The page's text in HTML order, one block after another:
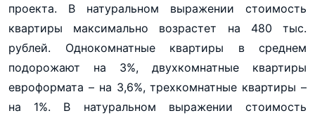
проекта. В натуральном выражении стоимость
квартиры максимально возрастет на 480 тыс.
рублей. Однокомнатные квартиры в среднем
подорожают на 3%, двухкомнатные квартиры
евроформата – на 3,6%, трехкомнатные квартиры –
на 1%. В натуральном выражении стоимость